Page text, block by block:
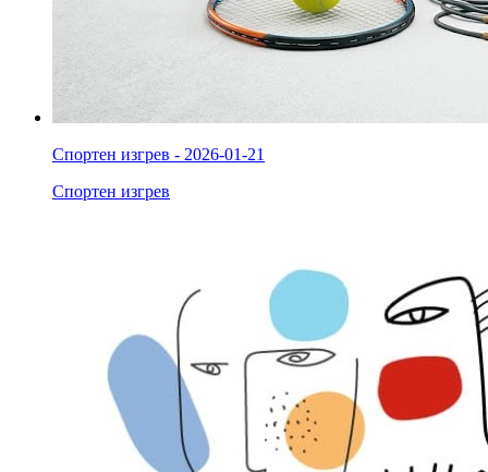
Спортен изгрев - 2026-01-21
Спортен изгрев